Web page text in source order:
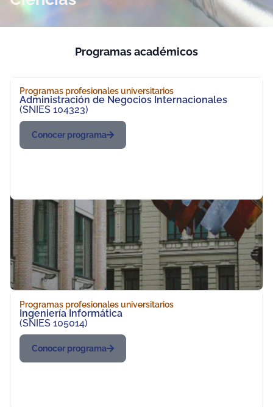
Programas académicos
Programas profesionales universitarios
Administración de Negocios Internacionales
(SNIES 104323)
Conocer programa
Programas profesionales universitarios
Ingeniería Informática
(SNIES 105014)
Conocer programa